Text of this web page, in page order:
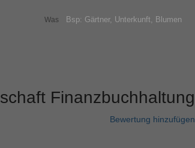
Was
Finanzbuchhaltung
Bewertung hinzufügen